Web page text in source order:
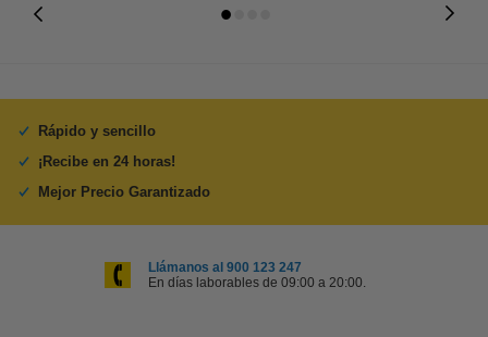
Rápido y sencillo
¡Recibe en 24 horas!
Mejor Precio Garantizado
Llámanos al 900 123 247
En días laborables de 09:00 a 20:00.